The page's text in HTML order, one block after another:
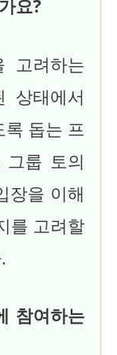
요?
고려하는
상태에서
돕는 프
그룹 토의
장을 이해
를 고려할
참여하는